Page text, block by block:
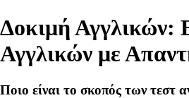
Δοκιμή Αγγλικών:
Αγγλικών με
Ποιο είναι το σκοπός των τεστ